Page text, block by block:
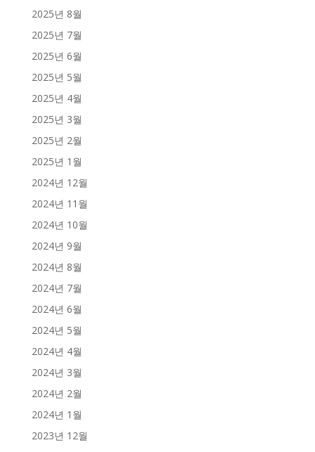
2025년 8월
2025년 7월
2025년 6월
2025년 5월
2025년 4월
2025년 3월
2025년 2월
2025년 1월
2024년 12월
2024년 11월
2024년 10월
2024년 9월
2024년 8월
2024년 7월
2024년 6월
2024년 5월
2024년 4월
2024년 3월
2024년 2월
2024년 1월
2023년 12월